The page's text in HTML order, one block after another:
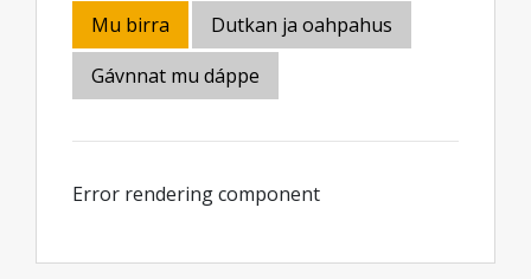
Mu birra
Dutkan ja oahpahus
Gávnnat mu dáppe
Error rendering component